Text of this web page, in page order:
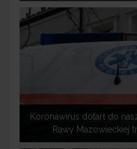
Koronawirus dotarł do
Rawy Mazowieckiej